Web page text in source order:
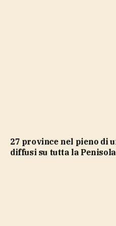
27 province nel pieno di un’ondata di calore, roghi
diffusi su tutta la Penisola